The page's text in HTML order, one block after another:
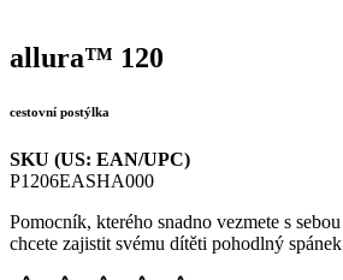
allura™ 120
cestovní postýlka
SKU (US: EAN/UPC)
P1206EASHA000
Pomocník, kterého snadno vezmete s sebou
chcete zajistit svému dítěti pohodlný spánek